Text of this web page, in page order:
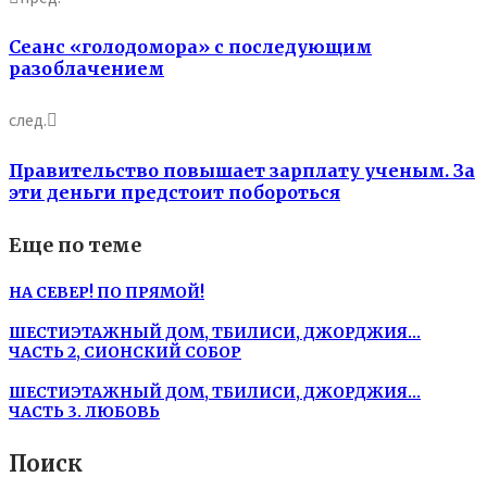
Сеанс «голодомора» с последующим
разоблачением
след.
Правительство повышает зарплату ученым. За
эти деньги предстоит побороться
Еще по теме
НА СЕВЕР! ПО ПРЯМОЙ!
ШЕСТИЭТАЖНЫЙ ДОМ, ТБИЛИСИ, ДЖОРДЖИЯ…
ЧАСТЬ 2, СИОНСКИЙ СОБОР
ШЕСТИЭТАЖНЫЙ ДОМ, ТБИЛИСИ, ДЖОРДЖИЯ…
ЧАСТЬ 3. ЛЮБОВЬ
Поиск